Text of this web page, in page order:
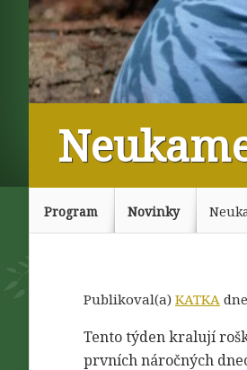
Program Novinky
Publikoval(a) KATKA
Tento týden kralují
prvních náročných